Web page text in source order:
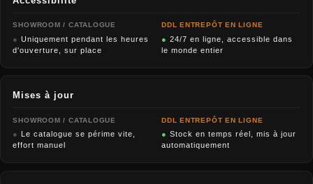
SHOWROOM / CATALOGUE
● Uniquement pendant les heures
d'ouverture, sur place
DDL ENTREPÔT EN LIGNE
● 24/7 en ligne, accessible dans
le monde entier
Mises à jour
SHOWROOM / CATALOGUE
● Le catalogue se périme vite,
effort manuel
DDL ENTREPÔT EN LIGNE
● Stock en temps réel, mis à jour
automatiquement